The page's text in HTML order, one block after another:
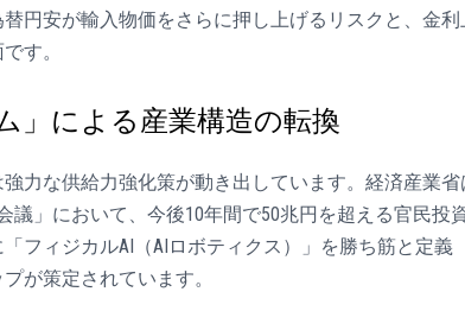
円安が輸入物価をさらに押し上げるリスクと、金利
す。
」による産業構造の転換
力な供給力強化策が動き出しています。経済産業省
議」において、今後10年間で50兆円を超える官民投
フィジカルAI（AIロボティクス）」を勝ち筋と定義
が策定されています。